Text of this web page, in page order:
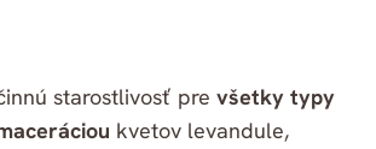
starostlivosť pre všetky typy
kvetov levandule,